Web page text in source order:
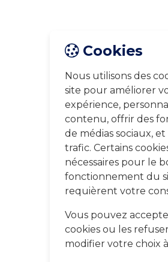
Cookies
Nous utilisons des
site pour améliorer
expérience,
contenu, offrir des
de médias sociaux,
trafic. Certains
nécessaires pour le
fonctionnement du
requièrent votre
Vous pouvez
cookies ou les
modifier votre choix